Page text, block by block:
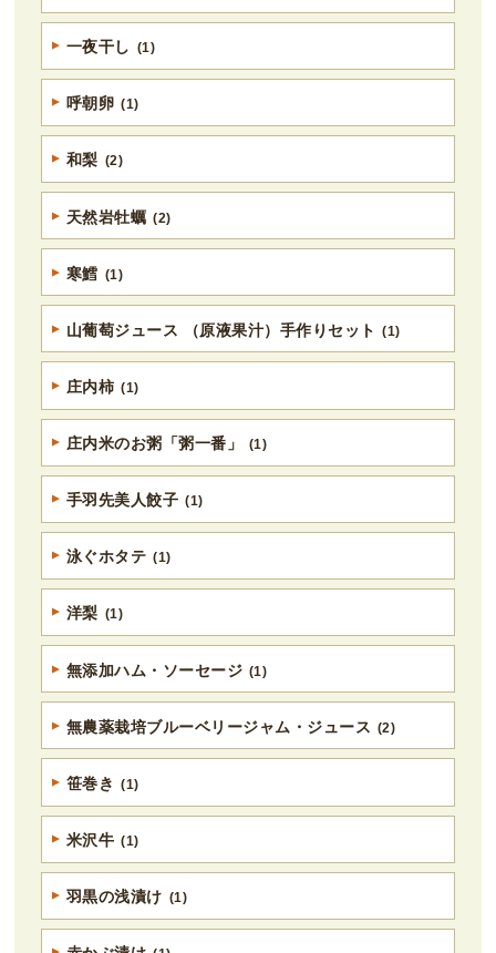
一夜干し (1)
呼朝卵 (1)
和梨 (2)
天然岩牡蠣 (2)
寒鱈 (1)
山葡萄ジュース （原液果汁）手作りセット (1)
庄内柿 (1)
庄内米のお粥「粥一番」 (1)
手羽先美人餃子 (1)
泳ぐホタテ (1)
洋梨 (1)
無添加ハム・ソーセージ (1)
無農薬栽培ブルーベリージャム・ジュース (2)
笹巻き (1)
米沢牛 (1)
羽黒の浅漬け (1)